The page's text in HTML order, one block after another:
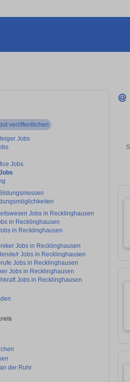
veröffentlichen
Jobs
Jobs
Jobs in Recklinghausen
in Recklinghausen
in Recklinghausen
Jobs in Recklinghausen
r Jobs in Recklinghausen
Jobs in Recklinghausen
Jobs in Recklinghausen
Jobs in Recklinghausen
der Ruhr